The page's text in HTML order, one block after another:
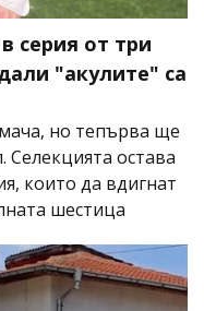
серия от три
"акулите" са
но тепърва ще
Селекцията остава
които да вдигнат
шестица